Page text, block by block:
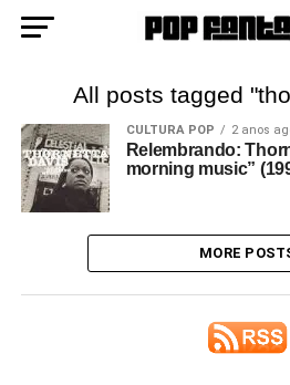
All posts tagged
CULTURA POP 2 anos
Relembrando:
morning music”
MORE